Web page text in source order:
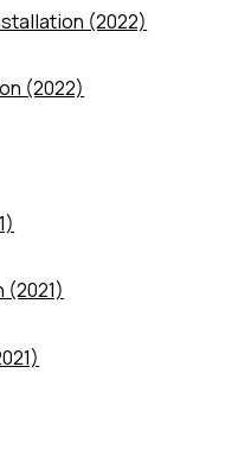
(2022)
(2022)